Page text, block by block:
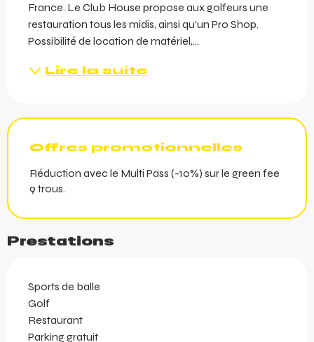
France. Le Club House propose aux golfeurs une
restauration tous les midis, ainsi qu’un Pro Shop.
Possibilité de location de matériel,...
Lire la suite
Offres promotionnelles
Réduction avec le Multi Pass (-10%) sur le green fee
9 trous.
Prestations
Sports de balle
Golf
Restaurant
Parking gratuit